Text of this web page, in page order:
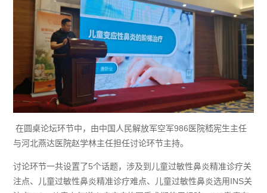
在圆桌论坛环节中，由中国人民解放军空军986医院嵇宪生主任
与河北燕达医院赵学林主任担任讨论环节主持。
讨论环节一共设置了5个话题，涉及到儿童过敏性鼻炎精准诊疗关
注点、儿童过敏性鼻炎精准诊疗难点、儿童过敏性鼻炎选用INS关